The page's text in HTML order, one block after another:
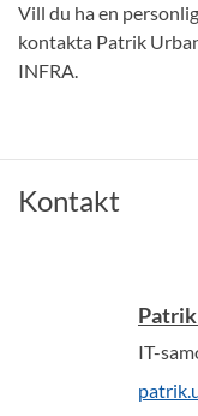
Vill du ha en
kontakta Patrik
INFRA.
Kontakt
IT-